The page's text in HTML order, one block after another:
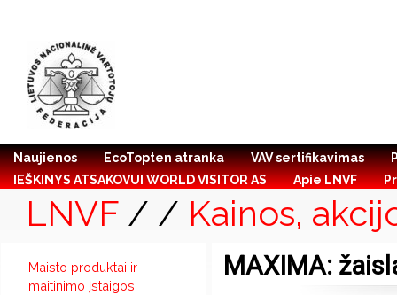
Naujienos EcoTopten atranka VAV sertifikavimas
IEŠKINYS ATSAKOVUI WORLD VISITOR AS
Apie LNVF
LNVF/ / Kainos,
Maisto produktai ir
maitinimo įstaigos
MAXIMA: